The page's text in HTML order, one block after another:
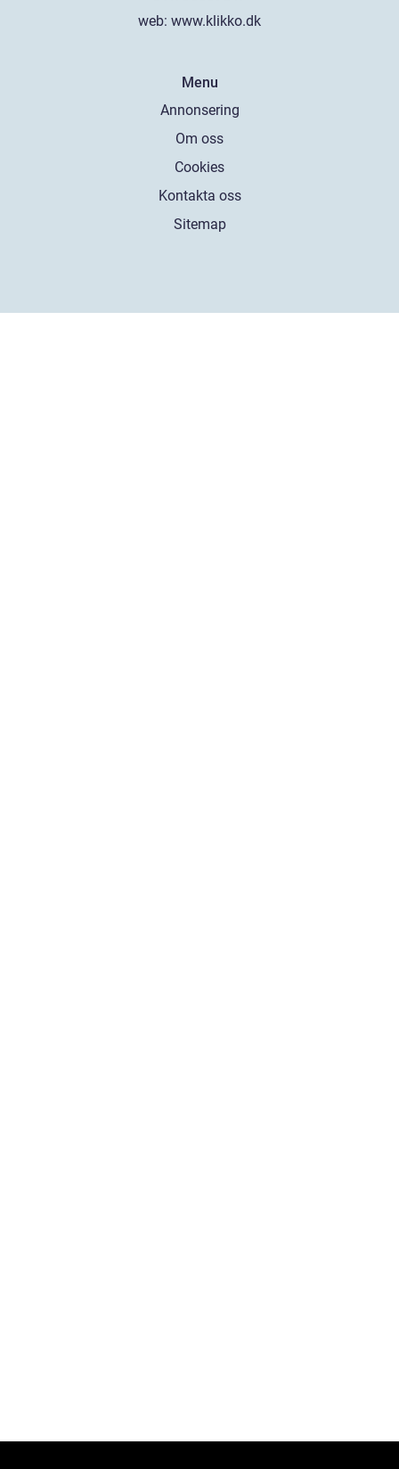
web: www.klikko.dk
Menu
Annonsering
Om oss
Cookies
Kontakta oss
Sitemap